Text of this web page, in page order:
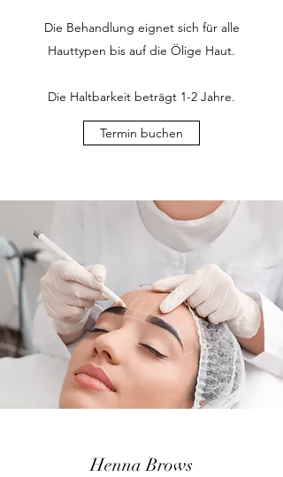
Die Behandlung eignet sich für alle
Hauttypen bis auf die Ölige Haut.
Die Haltbarkeit beträgt 1-2 Jahre.
Termin buchen
Henna Brows